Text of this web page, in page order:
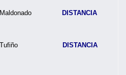
Maldonado DISTANCIA
Tufiño
DISTANCIA